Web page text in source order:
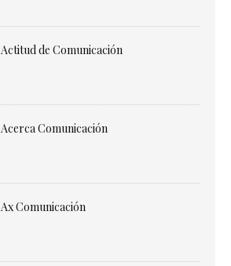
Actitud de Comunicación
Acerca Comunicación
Ax Comunicación